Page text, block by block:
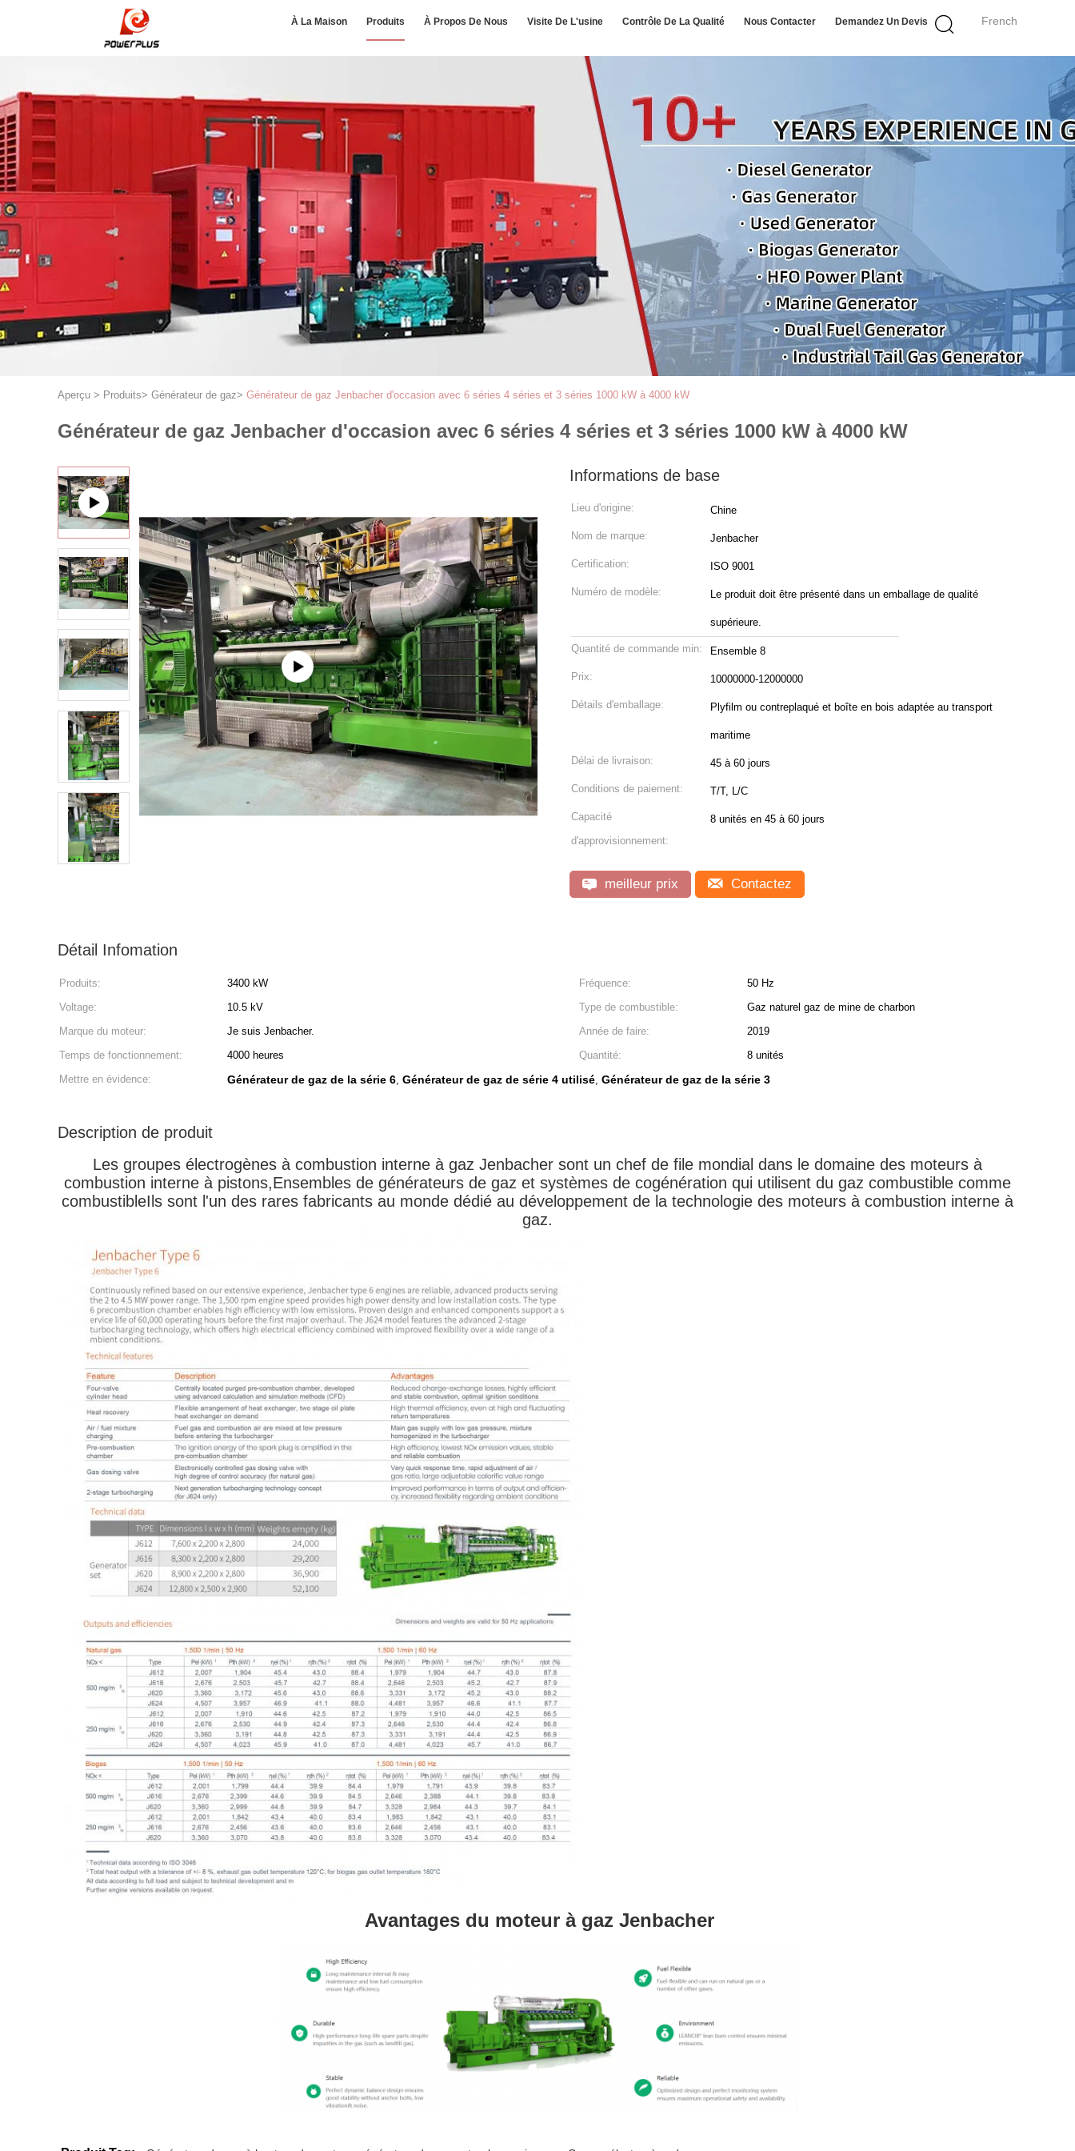
French
À La Maison Produits À Propos De Nous Visite De L'usine Contrôle De La Qualité Nous Contacter Demandez Un Devis
Aperçu > Produits> Générateur de gaz> Générateur de gaz Jenbacher d'occasion avec 6 séries 4 séries et 3 séries 1000 kW à 4000 kW
Générateur de gaz Jenbacher d'occasion avec 6 séries 4 séries et 3 séries 1000 kW à 4000 kW
Informations de base
Lieu d'origine: Chine
Nom de marque: Jenbacher
Certification: ISO 9001
Numéro de modèle: Le produit doit être présenté dans un emballage de qualité
supérieure.
Quantité de commande min: Ensemble 8
Prix: 10000000-12000000
Détails d'emballage: Plyfilm ou contreplaqué et boîte en bois adaptée au transport
maritime
Délai de livraison: 45 à 60 jours
Conditions de paiement: T/T, L/C
Capacité
d'approvisionnement:
8 unités en 45 à 60 jours
meilleur prix Contactez
Détail Infomation
Produits: 3400 kW Fréquence:
50 Hz
Voltage:
10.5 kV Type de combustible:
Gaz naturel gaz de mine de charbon
Marque du moteur:
Je suis Jenbacher. Année de faire:
2019
Temps de fonctionnement:
4000 heures Quantité:
8 unités
Mettre en évidence:
Générateur de gaz de la série 6, Générateur de gaz de série 4 utilisé, Générateur de gaz de la série 3
Description de produit
Les groupes électrogènes à combustion interne à gaz Jenbacher sont un chef de file mondial dans le domaine des moteurs à
combustion interne à pistons,Ensembles de générateurs de gaz et systèmes de cogénération qui utilisent du gaz combustible comme
combustibleIls sont l'un des rares fabricants au monde dédié au développement de la technologie des moteurs à combustion interne à
gaz.
Avantages du moteur à gaz Jenbacher